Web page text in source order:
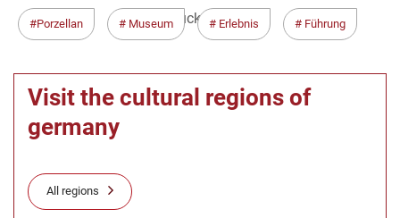
Porzellan Museum Erlebnis Führung
< ZurückWeiter >
Visit the cultural regions of
germany
All regions